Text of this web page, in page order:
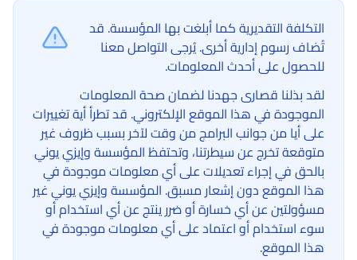
التكلفة التقديرية كما أبلغت بها المؤسسة. قد
تُضاف رسوم إدارية أخرى. يُرجى التواصل معنا
للحصول على أحدث المعلومات.
لقد بذلنا قصارى جهدنا لضمان صحة المعلومات
الموجودة في هذا الموقع الإلكتروني. قد تطرأ أية تغييرات
على أيا من جوانب البرامج من وقت لآخر بسبب ظروف غير
متوقعة تخرج عن سيطرتنا، وتحتفظ المؤسسة وإيزي يوني
بالحق في إجراء تعديلات على أي معلومات موجودة في
هذا الموقع دون إشعار مسبق. المؤسسة وإيزي يوني غير
مسؤولتين عن أي خسارة أو ضرر ينتج عن أي استخدام أو
سوء استخدام أو اعتماد على أي معلومات موجودة في
هذا الموقع.